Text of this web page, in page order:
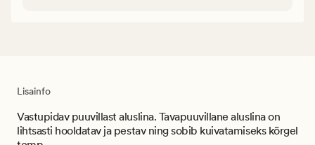
Lisainfo
Vastupidav puuvillast aluslina. Tavapuuvillane aluslina on
lihtsasti hooldatav ja pestav ning sobib kuivatamiseks kõrgel